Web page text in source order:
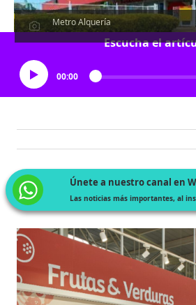
Metro Alquería
Escucha el
00:00
Únete a nuestro canal en
Las noticias más importantes, al